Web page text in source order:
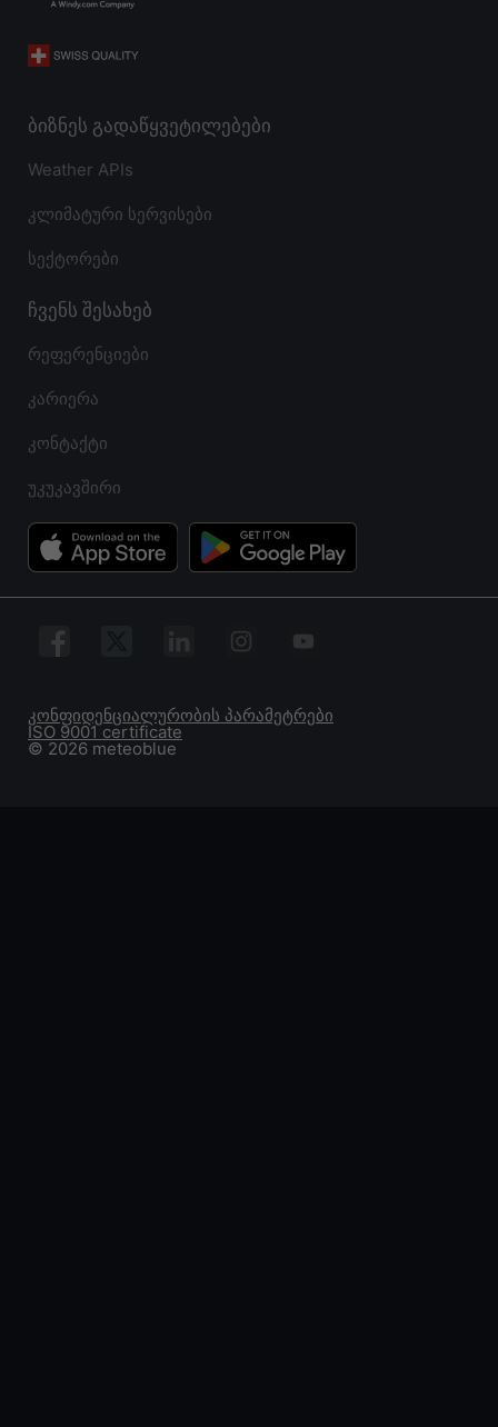
ბიზნეს გადაწყვეტილებები
Weather APIs
კლიმატური სერვისები
სექტორები
ჩვენს შესახებ
რეფერენციები
კარიერა
კონტაქტი
უკუკავშირი
© 2026 meteoblue
ISO 9001 certificate
კონფიდენციალურობის პარამეტრები